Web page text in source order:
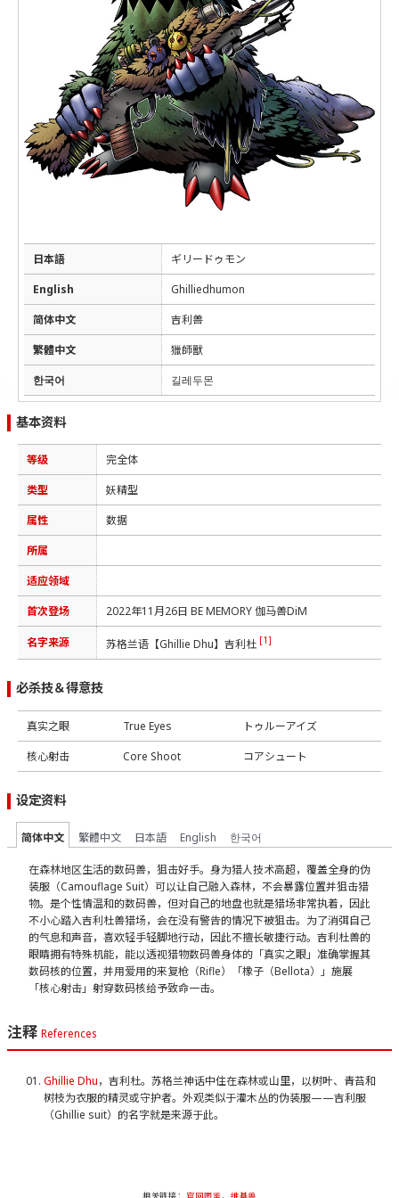
日本語
ギリードゥモン
English
Ghilliedhumon
简体中文
吉利兽
繁體中文
獵師獸
한국어
길레두몬
基本资料
等级
完全体
类型
妖精型
属性
数据
所属
适应领域
首次登场
2022年11月26日 BE MEMORY 伽马兽DiM
名字来源 苏格兰语【Ghillie Dhu】吉利杜 [1]
必杀技＆得意技
真实之眼 True Eyes
トゥルーアイズ
核心射击
Core Shoot コアシュート
设定资料
简体中文 繁體中文 日本語 English 한국어
在森林地区生活的数码兽，狙击好手。身为猎人技术高超，覆盖全身的伪
装服（Camouflage Suit）可以让自己融入森林，不会暴露位置并狙击猎
物。是个性情温和的数码兽，但对自己的地盘也就是猎场非常执着，因此
不小心踏入吉利杜兽猎场，会在没有警告的情况下被狙击。为了消弭自己
的气息和声音，喜欢轻手轻脚地行动，因此不擅长敏捷行动。吉利杜兽的
眼睛拥有特殊机能，能以透视猎物数码兽身体的「真实之眼」准确掌握其
数码核的位置，并用爱用的来复枪（Rifle）「橡子（Bellota）」施展
「核心射击」射穿数码核给予致命一击。
注释 References
Ghillie Dhu，吉利杜。苏格兰神话中住在森林或山里，以树叶、青苔和
树枝为衣服的精灵或守护者。外观类似于灌木丛的伪装服——吉利服
（Ghillie suit）的名字就是来源于此。
相关链接： 官网图鉴、 维基兽